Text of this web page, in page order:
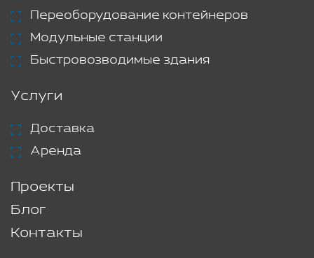
Переоборудование контейнеров
Модульные станции
Быстровозводимые здания
Услуги
Доставка
Аренда
Проекты
Блог
Контакты